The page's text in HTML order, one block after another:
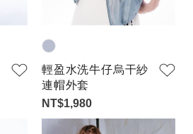
輕盈水洗牛仔烏干紗
連帽外套
NT$1,980